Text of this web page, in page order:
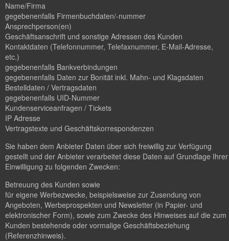
Name/Firma
gegebenenfalls Firmenbuchdaten/-nummer
Ansprechperson(en)
Geschäftsanschrift und sonstige Adressen des Kunden
Kontaktdaten (Telefonnummer, Telefaxnummer, E-Mail-Adresse,
etc.)
gegebenenfalls Bankverbindungen
gegebenenfalls Daten zur Bonität inkl. Mahn- und Klagsdaten
Bestelldaten / Vertragsdaten
gegebenenfalls UID-Nummer
Kundenserviceanfragen / Tickets
IP Adresse
Vertragstexte und Geschäftskorrespondenzen
Sie haben dem Anbieter Daten über sich freiwillig zur Verfügung
gestellt und der Anbieter verarbeitet diese Daten auf Grundlage Ihrer
Einwilligung zu folgenden Zwecken:
Betreuung des Kunden sowie
für eigene Werbezwecke, beispielsweise zur Zusendung von
Angeboten, Werbeprospekten und Newsletter (in Papier- und
elektronischer Form), sowie zum Zwecke des Hinweises auf die zum
Kunden bestehende oder vormalige Geschäftsbeziehung
(Referenzhinweis).